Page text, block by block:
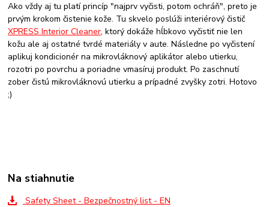
Ako vždy aj tu platí princíp "najprv vyčisti, potom ochráň", preto je
prvým krokom čistenie kože. Tu skvelo poslúži interiérový čistič
XPRESS Interior Cleaner, ktorý dokáže hĺbkovo vyčistiť nie len
kožu ale aj ostatné tvrdé materiály v aute. Následne po vyčistení
aplikuj kondicionér na mikrovláknový aplikátor alebo utierku,
rozotri po povrchu a poriadne vmasíruj produkt. Po zaschnutí
zober čistú mikrovláknovú utierku a prípadné zvyšky zotri. Hotovo
;)
Na stiahnutie
Safety Sheet - Bezpečnostný list - EN